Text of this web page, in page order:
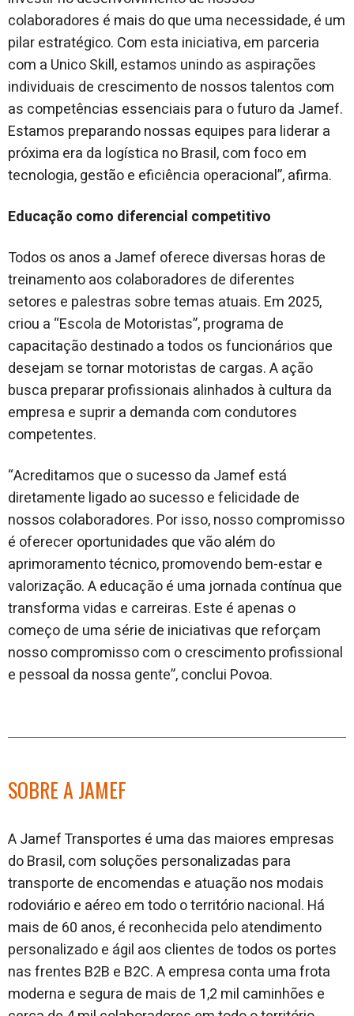
colaboradores é mais do que uma necessidade, é um
pilar estratégico. Com esta iniciativa, em parceria
com a Unico Skill, estamos unindo as aspirações
individuais de crescimento de nossos talentos com
as competências essenciais para o futuro da Jamef.
Estamos preparando nossas equipes para liderar a
próxima era da logística no Brasil, com foco em
tecnologia, gestão e eficiência operacional”, afirma.
Educação como diferencial competitivo
Todos os anos a Jamef oferece diversas horas de
treinamento aos colaboradores de diferentes
setores e palestras sobre temas atuais. Em 2025,
criou a “Escola de Motoristas”, programa de
capacitação destinado a todos os funcionários que
desejam se tornar motoristas de cargas. A ação
busca preparar profissionais alinhados à cultura da
empresa e suprir a demanda com condutores
competentes.
“Acreditamos que o sucesso da Jamef está
diretamente ligado ao sucesso e felicidade de
nossos colaboradores. Por isso, nosso compromisso
é oferecer oportunidades que vão além do
aprimoramento técnico, promovendo bem-estar e
valorização. A educação é uma jornada contínua que
transforma vidas e carreiras. Este é apenas o
começo de uma série de iniciativas que reforçam
nosso compromisso com o crescimento profissional
e pessoal da nossa gente”, conclui Povoa.
SOBRE A JAMEF
A Jamef Transportes é uma das maiores empresas
do Brasil, com soluções personalizadas para
transporte de encomendas e atuação nos modais
rodoviário e aéreo em todo o território nacional. Há
mais de 60 anos, é reconhecida pelo atendimento
personalizado e ágil aos clientes de todos os portes
nas frentes B2B e B2C. A empresa conta uma frota
moderna e segura de mais de 1,2 mil caminhões e